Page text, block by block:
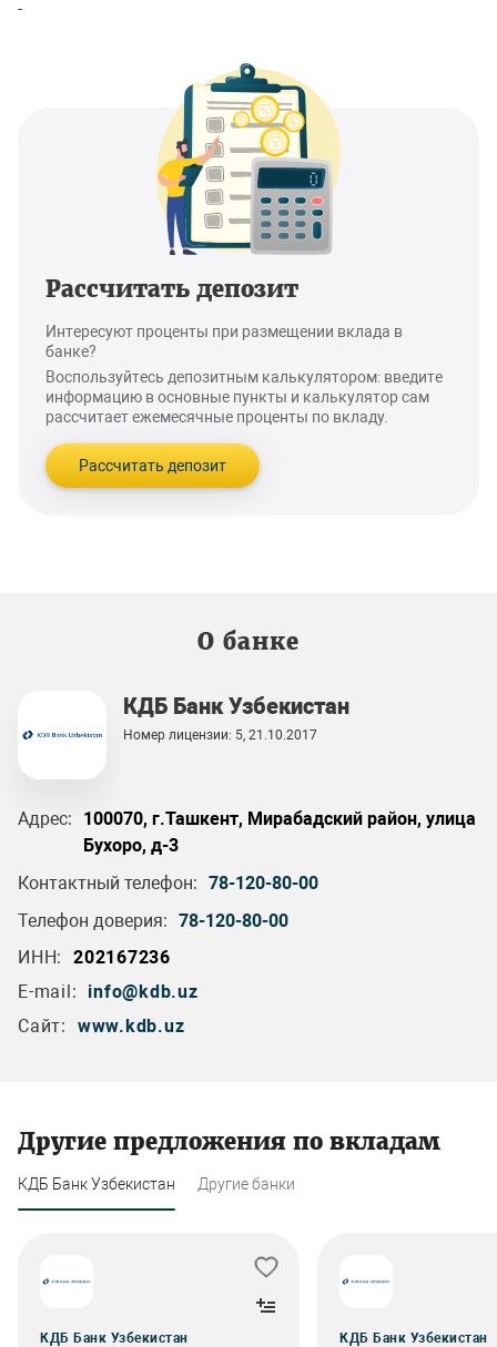
-
Рассчитать депозит
Интересуют проценты при размещении вклада в
банке?
Воспользуйтесь депозитным калькулятором: введите
информацию в основные пункты и калькулятор сам
рассчитает ежемесячные проценты по вкладу.
Рассчитать депозит
О банке
КДБ Банк Узбекистан
Номер лицензии: 5, 21.10.2017
Адрес:
100070, г.Ташкент, Мирабадский район, улица
Бухоро, д-3
Контактный телефон: 78-120-80-00
Телефон доверия: 78-120-80-00
ИНН:
202167236
E-mail:
info@kdb.uz
Сайт:
www.kdb.uz
Другие предложения по вкладам
КДБ Банк Узбекистан Другие банки
КДБ Банк Узбекистан КДБ Банк Узбекистан